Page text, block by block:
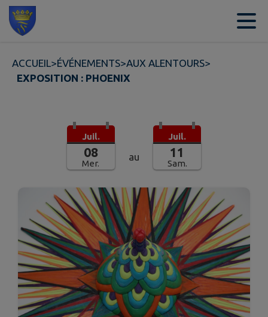
Contenu
ACCUEIL>ÉVÉNEMENTS>AUX ALENTOURS>
EXPOSITION : PHOENIX
Juil.
08
Mer.
au
Juil.
11
Sam.